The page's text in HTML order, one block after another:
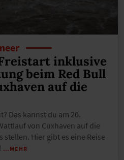
inklusive
beim Red Bull
auf die
Das kannst du am 20.
von Cuxhaven auf die
stellen. Hier gibt es eine Reise
…MEHR